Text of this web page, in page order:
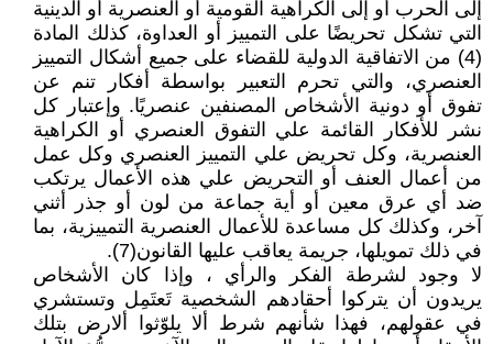
إلى الحرب أو إلى الكراهية القومية أو العنصرية أو الدينية
التي تشكل تحريضًا على التمييز أو العداوة، كذلك المادة
(4) من الاتفاقية الدولية للقضاء على جميع أشكال التمييز
العنصري، والتي تحرم التعبير بواسطة أفكار تنم عن
تفوق أو دونية الأشخاص المصنفين عنصريًا. وإعتبار كل
نشر للأفكار القائمة علي التفوق العنصري أو الكراهية
العنصرية، وكل تحريض علي التمييز العنصري وكل عمل
من أعمال العنف أو التحريض علي هذه الأعمال يرتكب
ضد أي عرق معين أو أية جماعة من لون أو جذر أثني
آخر، وكذلك كل مساعدة للأعمال العنصرية التمييزية، بما
في ذلك تمويلها، جريمة يعاقب عليها القانون(7).
لا وجود لشرطة الفكر والرأي ، وإذا كان الأشخاص
يريدون أن يتركوا أحقادهم الشخصية تَعتَمِل وتستشري
في عقولهم، فهذا شأنهم شرط ألا يلوّثوا ألارض بتلك